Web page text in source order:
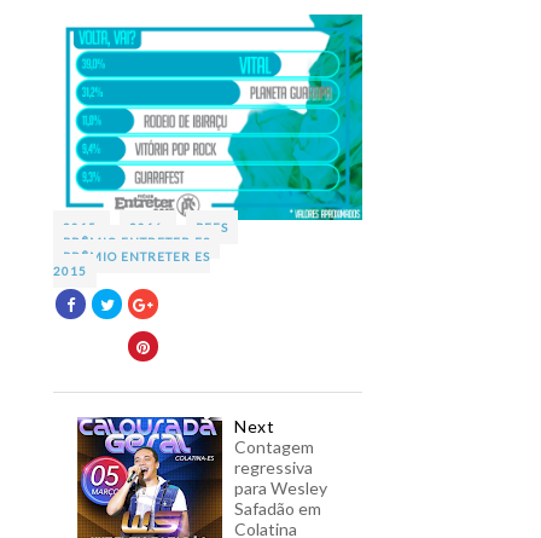
2015 2016
PEES
PRÊMIO ENTRETER ES
PRÊMIO ENTRETER ES
2015
Next
Contagem
regressiva
para Wesley
Safadão em
Colatina